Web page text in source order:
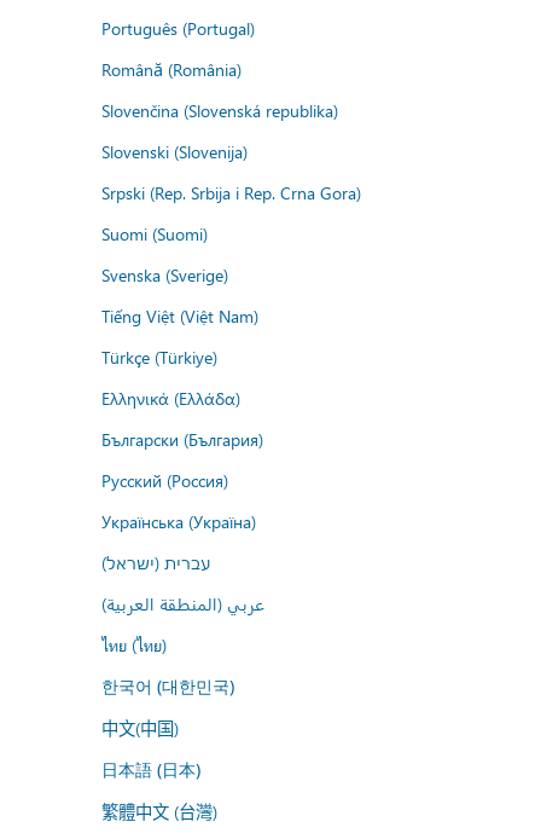
Português (Portugal)
Română (România)
Slovenčina (Slovenská republika)
Slovenski (Slovenija)
Srpski (Rep. Srbija i Rep. Crna Gora)
Suomi (Suomi)
Svenska (Sverige)
Tiếng Việt (Việt Nam)
Türkçe (Türkiye)
Ελληνικά (Ελλάδα)
Български (България)
Русский (Россия)
Українська (Україна)
עברית (ישראל)
عربي (المنطقة العربية)
ไทย (ไทย)
한국어 (대한민국)
中文(中国)
日本語 (日本)
繁體中文 (台灣)